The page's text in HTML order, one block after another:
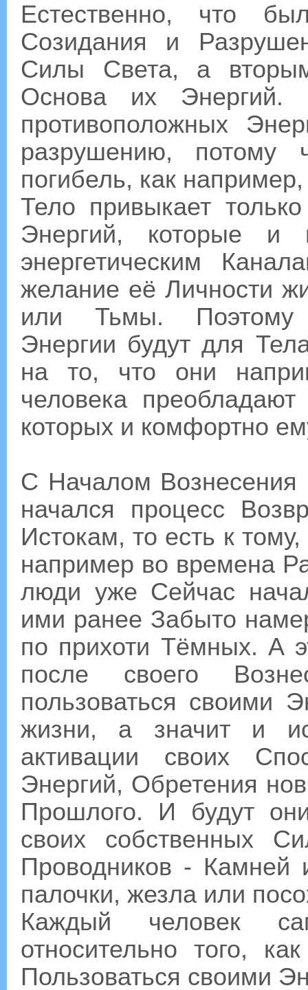
Естественно, что
Созидания и
Силы Света, а
Основа их Энергий.
противоположных
разрушению,
погибель, как
Тело привыкает
Энергий, которые и
энергетическим
желание её Личности
или Тьмы. Поэтому
Энергии будут для
на то, что они
человека
которых и комфортно
С Началом Вознесения
начался процесс
Истокам, то есть к
например во времена
люди уже Сейчас
ими ранее Забыто
по прихоти Тёмных. А
после своего
пользоваться своими
жизни, а значит и
активации своих
Энергий, Обретения
Прошлого. И будут
своих собственных
Проводников - Камней
палочки, жезла или
Каждый человек
относительно того,
Пользоваться своими